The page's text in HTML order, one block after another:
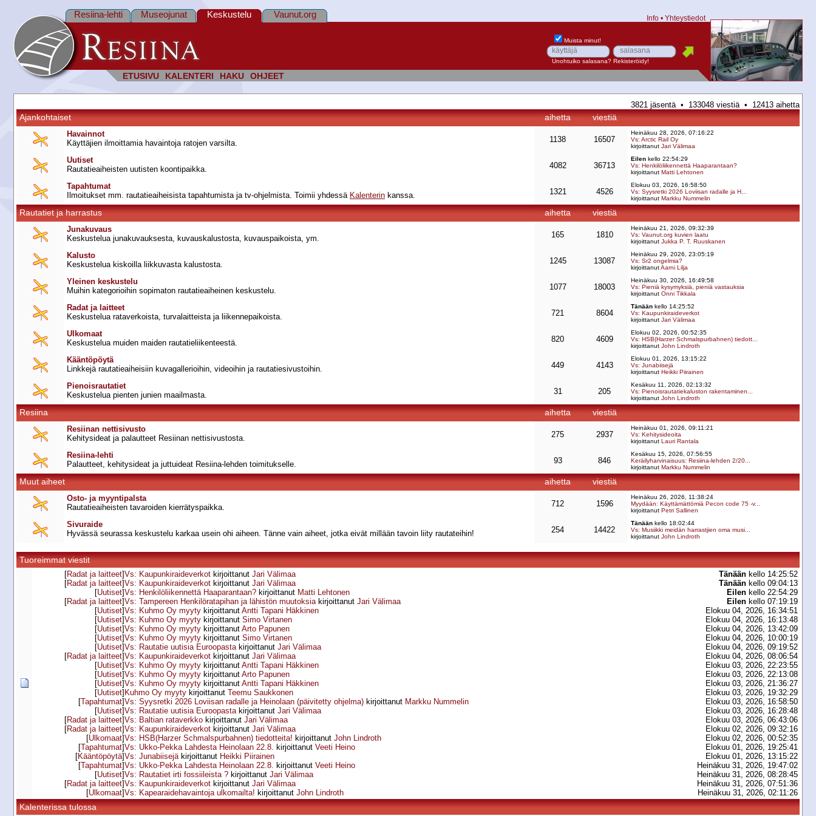
ETUSIVU KALENTERI HAKU OHJEET
Resiina-lehti Museojunat Keskustelu Vaunut.org Info • Yhteystiedot
Muista minut!
Unohtuiko salasana? Rekisteröidy!
3821 jäsentä • 133048 viestiä • 12413 aihetta
Ajankohtaiset aihetta viestiä
Havainnot
Käyttäjien ilmoittamia havaintoja ratojen varsilta.
1138 16507
Heinäkuu 28, 2026, 07:16:22
Vs: Arctic Rail Oy
kirjoittanut Jari Välimaa
Uutiset
Rautatieaiheisten uutisten koontipaikka.
4082 36713
Eilen kello 22:54:29
Vs: Henkilöliikennettä Haaparantaan?
kirjoittanut Matti Lehtonen
Tapahtumat
Ilmoitukset mm. rautatieaiheisista tapahtumista ja tv-ohjelmista. Toimii yhdessä Kalenterin kanssa. 1321 4526
Elokuu 03, 2026, 16:58:50
Vs: Syysretki 2026 Loviisan radalle ja H...
kirjoittanut Markku Nummelin
Rautatiet ja harrastus aihetta viestiä
Junakuvaus
Keskustelua junakuvauksesta, kuvauskalustosta, kuvauspaikoista, ym.
165 1810
Heinäkuu 21, 2026, 09:32:39
Vs: Vaunut.org kuvien laatu
kirjoittanut Jukka P. T. Ruuskanen
Kalusto
Keskustelua kiskoilla liikkuvasta kalustosta.
1245 13087
Heinäkuu 29, 2026, 23:05:19
Vs: Sr2 ongelmia?
kirjoittanutAarni Lilja
Yleinen keskustelu
Muihin kategorioihin sopimaton rautatieaiheinen keskustelu.
1077 18003
Heinäkuu 30, 2026, 16:49:58
Vs: Pieniä kysymyksiä, pieniä vastauksia
kirjoittanut Onni Tikkala
Radat ja laitteet
Keskustelua rataverkoista, turvalaitteista ja liikennepaikoista.
721 8604
Tänään kello 14:25:52
Vs: Kaupunkiraideverkot
kirjoittanut Jari Välimaa
Ulkomaat
Keskustelua muiden maiden rautatieliikenteestä.
820 4609
Elokuu 02, 2026, 00:52:35
Vs: HSB(Harzer Schmalspurbahnen) tiedott...
kirjoittanut John Lindroth
Kääntöpöytä
Linkkejä rautatieaiheisiin kuvagallerioihin, videoihin ja rautatiesivustoihin.
449 4143
Elokuu 01, 2026, 13:15:22
Vs: Junabiisejä
kirjoittanut Heikki Piirainen
Pienoisrautatiet
Keskustelua pienten junien maailmasta.
31 205
Kesäkuu 11, 2026, 02:13:32
Vs: Pienoisrautatiekaluston rakentaminen...
kirjoittanut John Lindroth
Resiina aihetta viestiä
Resiinan nettisivusto
Kehitysideat ja palautteet Resiinan nettisivustosta.
275 2937
Heinäkuu 01, 2026, 09:11:21
Vs: Kehitysideoita
kirjoittanut Lauri Rantala
Resiina-lehti
Palautteet, kehitysideat ja juttuideat Resiina-lehden toimitukselle.
93 846
Kesäkuu 15, 2026, 07:56:55
Keräilyharvinaisuus: Resiina-lehden 2/20...
kirjoittanut Markku Nummelin
Muut aiheet aihetta viestiä
Osto- ja myyntipalsta
Rautatieaiheisten tavaroiden kierrätyspaikka.
712 1596
Heinäkuu 26, 2026, 11:38:24
Myydään: Käyttämättömiä Pecon code 75 -v...
kirjoittanut Petri Sallinen
Sivuraide
Hyvässä seurassa keskustelu karkaa usein ohi aiheen. Tänne vain aiheet, jotka eivät millään tavoin liity rautateihin!
254 14422
Tänään kello 18:02:44
Vs: Musiikki meidän harrastjien oma musi...
kirjoittanut John Lindroth
Tuoreimmat viestit
[Radat ja laitteet]Vs: Kaupunkiraideverkot kirjoittanut Jari Välimaa Tänään kello 14:25:52
[Radat ja laitteet]Vs: Kaupunkiraideverkot kirjoittanut Jari Välimaa Tänään kello 09:04:13
[Uutiset]Vs: Henkilöliikennettä Haaparantaan? kirjoittanut Matti Lehtonen Eilen kello 22:54:29
[Radat ja laitteet]Vs: Tampereen Henkilöratapihan ja lähistön muutoksiakirjoittanut Jari Välimaa Eilen kello 07:19:19
[Uutiset]Vs: Kuhmo Oy myyty kirjoittanut Antti Tapani Häkkinen
Elokuu 04, 2026, 16:34:51
[Uutiset]Vs: Kuhmo Oy myyty kirjoittanut Simo Virtanen
Elokuu 04, 2026, 16:13:48
[Uutiset]Vs: Kuhmo Oy myyty kirjoittanut Arto Papunen
Elokuu 04, 2026, 13:42:09
[Uutiset]Vs: Kuhmo Oy myyty kirjoittanut Simo Virtanen
Elokuu 04, 2026, 10:00:19
[Uutiset]Vs: Rautatie uutisia Euroopasta kirjoittanut Jari Välimaa
Elokuu 04, 2026, 09:19:52
[Radat ja laitteet]Vs: Kaupunkiraideverkot kirjoittanut Jari Välimaa
Elokuu 04, 2026, 08:06:54
[Uutiset]Vs: Kuhmo Oy myyty kirjoittanut Antti Tapani Häkkinen
Elokuu 03, 2026, 22:23:55
[Uutiset]Vs: Kuhmo Oy myyty kirjoittanut Arto Papunen
Elokuu 03, 2026, 22:13:08
[Uutiset]Vs: Kuhmo Oy myyty kirjoittanut Antti Tapani Häkkinen
Elokuu 03, 2026, 21:36:27
[Uutiset] Kuhmo Oy myyty kirjoittanut Teemu Saukkonen
Elokuu 03, 2026, 19:32:29
[Tapahtumat]Vs: Syysretki 2026 Loviisan radalle ja Heinolaan (päivitetty ohjelma) kirjoittanut Markku Nummelin
Elokuu 03, 2026, 16:58:50
[Uutiset]Vs: Rautatie uutisia Euroopasta kirjoittanut Jari Välimaa
Elokuu 03, 2026, 16:28:48
[Radat ja laitteet]Vs: Baltian rataverkko kirjoittanut Jari Välimaa
Elokuu 03, 2026, 06:43:06
[Radat ja laitteet]Vs: Kaupunkiraideverkot kirjoittanut Jari Välimaa
Elokuu 02, 2026, 09:32:16
[Ulkomaat]Vs: HSB(Harzer Schmalspurbahnen) tiedotteita! kirjoittanut John Lindroth
Elokuu 02, 2026, 00:52:35
[Tapahtumat]Vs: Ukko-Pekka Lahdesta Heinolaan 22.8. kirjoittanut Veeti Heino
Elokuu 01, 2026, 19:25:41
[Kääntöpöytä]Vs: Junabiisejäkirjoittanut Heikki Piirainen
Elokuu 01, 2026, 13:15:22
[Tapahtumat]Vs: Ukko-Pekka Lahdesta Heinolaan 22.8. kirjoittanut Veeti Heino
Heinäkuu 31, 2026, 19:47:02
[Uutiset]Vs: Rautatiet irti fossiileista ? kirjoittanut Jari Välimaa
Heinäkuu 31, 2026, 08:28:45
[Radat ja laitteet]Vs: Kaupunkiraideverkot kirjoittanut Jari Välimaa
Heinäkuu 31, 2026, 07:51:36
[Ulkomaat]Vs: Kapearaidehavaintoja ulkomailta! kirjoittanut John Lindroth Heinäkuu 31, 2026, 02:11:26
Kalenterissa tulossa